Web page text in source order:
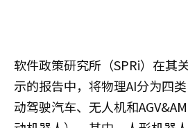
软件政策研究所（SPRi）在其
示的报告中，将物理AI分为四
动驾驶汽车、无人机和